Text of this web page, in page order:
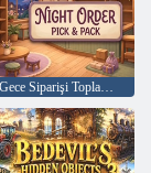
Gece Siparişi Toplama ve Paketleme